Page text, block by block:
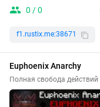
0 / 0
f1.rustix.me:38671
Euphoenix Anarchy
Полная свобода действий